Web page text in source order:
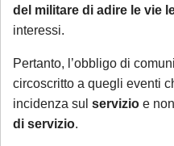
del militare di adire le vie
interessi.
Pertanto, l’obbligo di
circoscritto a quegli eventi
incidenza sul servizio e
di servizio.
casistiche
art. 415-bis c.p.p.;
ricorsi,
termine di
periodo di